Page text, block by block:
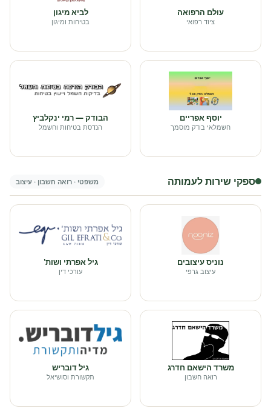
עולם הרפואה
ציוד רפואי
לביא מיגון
בטיחות ומיגון
יוסף אפריים
חשמלאי בודק מוסמך
הבודק — רמי ינקלביץ
הנדסת בטיחות וחשמל
ספקי שירות לעמותה משפטי · רואה חשבון · עיצוב
נוניס עיצובים
עיצוב גרפי
גיל אפרתי ושות'
עורכי דין
משרד הישאם חדרג
רואה חשבון
גיל דובריש
תקשורת וסושיאל